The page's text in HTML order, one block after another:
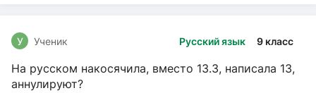
Русский язык 9 класс
У Ученик
На русском накосячила, вместо 13.3, написала 13,
аннулируют?